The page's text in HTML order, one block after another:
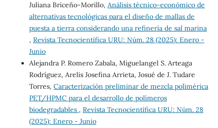
Juliana Briceño-Morillo, Análisis técnico-económico de
alternativas tecnológicas para el diseño de mallas de
puesta a tierra considerando una refinería de sal marina
, Revista Tecnocientífica URU: Núm. 28 (2025): Enero -
Junio
Alejandra P. Romero Zabala, Miguelangel S. Arteaga
Rodríguez, Arelis Josefina Arrieta, Josué de J. Tudare
Torres, Caracterización preliminar de mezcla polimérica
PET/HPMC para el desarrollo de polímeros
biodegradables , Revista Tecnocientífica URU: Núm. 28
(2025): Enero - Junio